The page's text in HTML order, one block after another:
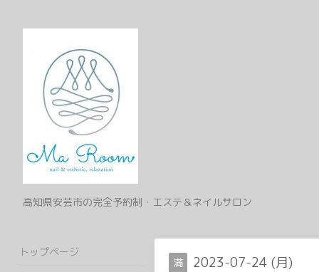
高知県安芸市の完全予約制・エステ＆ネイルサロン
満 2023-07-24 (月)
トップページ